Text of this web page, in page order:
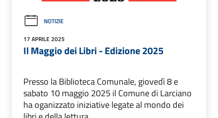
NOTIZIE
17 APRILE 2025
Il Maggio dei Libri - Edizione 2025
Presso la Biblioteca Comunale, giovedì 8 e
sabato 10 maggio 2025 il Comune di Larciano
ha oganizzato iniziative legate al mondo dei